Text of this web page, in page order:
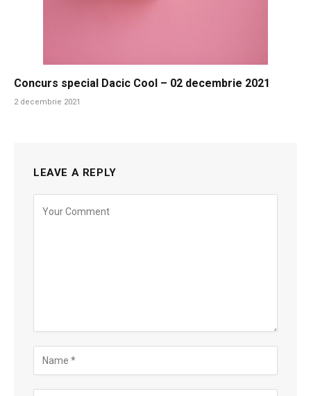
Concurs special Dacic Cool – 02 decembrie 2021
2 decembrie 2021
LEAVE A REPLY